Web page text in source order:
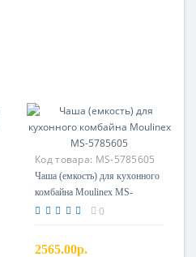
Код товара: MS-5785605
Чаша (емкость) для кухонного
комбайна Moulinex MS-
5785605
0
2565.00р.